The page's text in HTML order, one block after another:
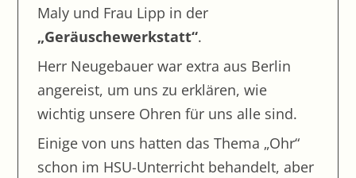
Osiris begrüßte uns
Unterstufentunier
Oberstufenturnier
Drüber, drunter, hin und her….
Ausflug in die Stadtbücherei Günzburg
Die Feuerwehrerlebniswelt in Augsburg
Maly und Frau Lipp in der
„Geräuschewerkstatt“.
Herr Neugebauer war extra aus Berlin
angereist, um uns zu erklären, wie
wichtig unsere Ohren für uns alle sind.
Einige von uns hatten das Thema „Ohr“
schon im HSU-Unterricht behandelt, aber